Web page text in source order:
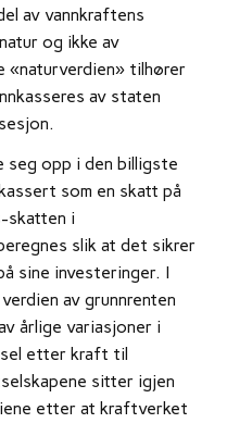
av vannkraftens
og ikke av
tilhører
av staten
seg opp i den billigste
som en skatt på
skatten i
slik at det sikrer
sine investeringer. I
av grunnrenten
årlige variasjoner i
etter kraft til
sitter igjen
etter at kraftverket